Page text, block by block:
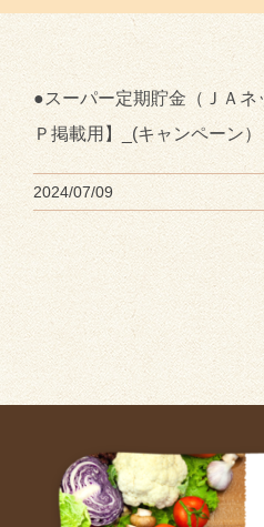
●スーパー定期貯金（ＪＡネ
Ｐ掲載用】_(キャンペーン
2024/07/09